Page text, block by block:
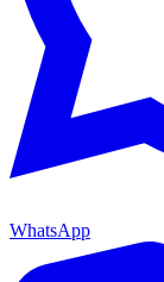
WhatsApp